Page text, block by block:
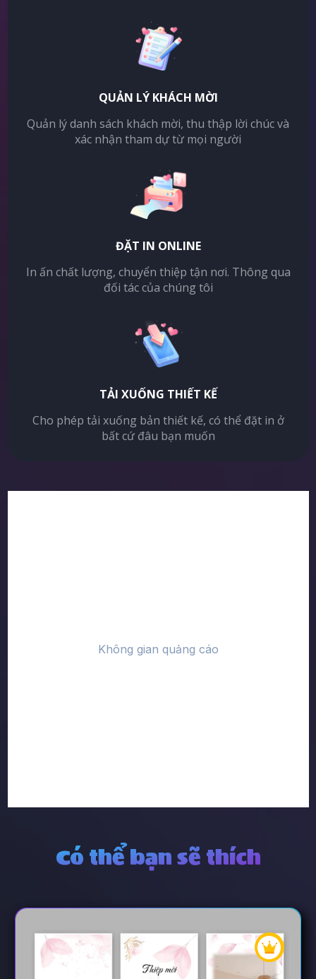
QUẢN LÝ KHÁCH MỜI
Quản lý danh sách khách mời, thu thập lời chúc và
xác nhận tham dự từ mọi người
ĐẶT IN ONLINE
In ấn chất lượng, chuyển thiệp tận nơi. Thông qua
đối tác của chúng tôi
TẢI XUỐNG THIẾT KẾ
Cho phép tải xuống bản thiết kế, có thể đặt in ở
bất cứ đâu bạn muốn
Có thể bạn sẽ thích